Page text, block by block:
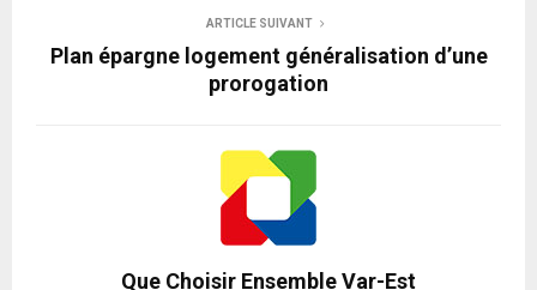
ARTICLE SUIVANT
Plan épargne logement généralisation d’une
prorogation
Que Choisir Ensemble Var-Est